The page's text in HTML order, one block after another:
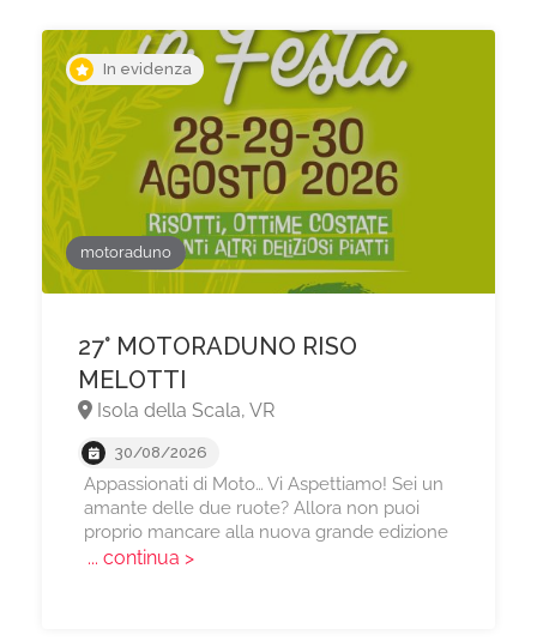
In evidenza
motoraduno
27° MOTORADUNO RISO
MELOTTI
Isola della Scala, VR
30/08/2026
Appassionati di Moto… Vi Aspettiamo! Sei un
amante delle due ruote? Allora non puoi
proprio mancare alla nuova grande edizione
... continua >